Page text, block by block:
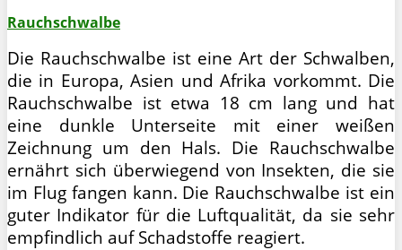
Rauchschwalbe
Die Rauchschwalbe ist eine Art der Schwalben,
die in Europa, Asien und Afrika vorkommt. Die
Rauchschwalbe ist etwa 18 cm lang und hat
eine dunkle Unterseite mit einer weißen
Zeichnung um den Hals. Die Rauchschwalbe
ernährt sich überwiegend von Insekten, die sie
im Flug fangen kann. Die Rauchschwalbe ist ein
guter Indikator für die Luftqualität, da sie sehr
empfindlich auf Schadstoffe reagiert.